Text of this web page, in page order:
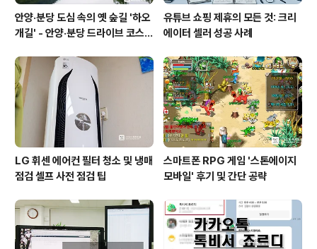
안양·분당 도심 속의 옛 숲길 '하오
개길' - 안양·분당 드라이브 코스
유튜브 쇼핑 제휴의 모든 것: 크리
에이터 셀러 성공 사례
LG 휘센 에어컨 필터 청소 및 냉매
점검 셀프 사전 점검 팁
스마트폰 RPG 게임 '스톤에이지
모바일' 후기 및 간단 공략